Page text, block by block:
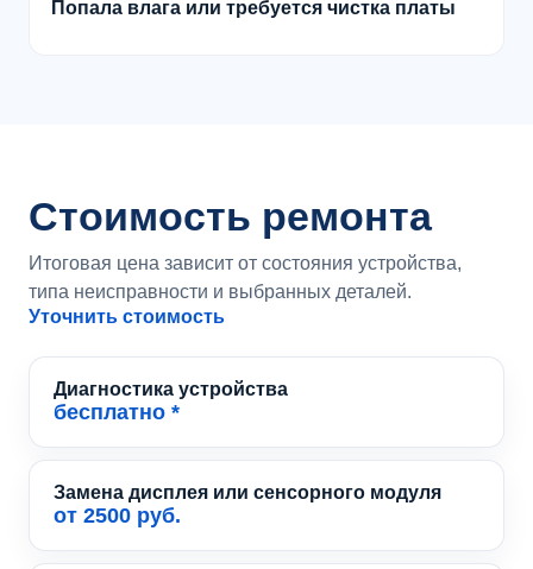
Попала влага или требуется чистка платы
Стоимость ремонта
Итоговая цена зависит от состояния устройства,
типа неисправности и выбранных деталей.
Уточнить стоимость
Диагностика устройства
бесплатно *
Замена дисплея или сенсорного модуля
от 2500 руб.